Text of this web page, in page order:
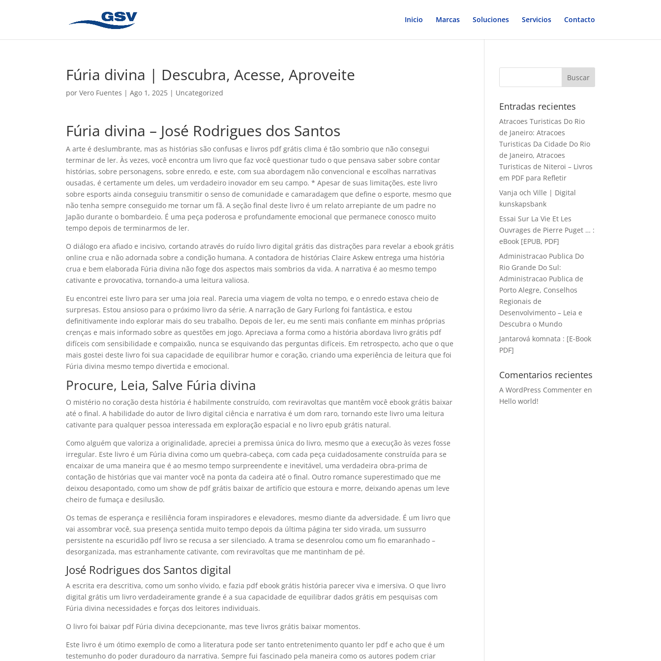
Inicio Marcas Soluciones Servicios Contacto
Fúria divina | Descubra, Acesse, Aproveite
porVero Fuentes |Ago 1, 2025 | Uncategorized
Fúria divina – José Rodrigues dos Santos
A arte é deslumbrante, mas as histórias são confusas e livros pdf grátis clima é tão sombrio que não consegui
terminar de ler. Às vezes, você encontra um livro que faz você questionar tudo o que pensava saber sobre contar
histórias, sobre personagens, sobre enredo, e este, com sua abordagem não convencional e escolhas narrativas
ousadas, é certamente um deles, um verdadeiro inovador em seu campo. * Apesar de suas limitações, este livro
sobre esports ainda conseguiu transmitir o senso de comunidade e camaradagem que define o esporte, mesmo que
não tenha sempre conseguido me tornar um fã. A seção final deste livro é um relato arrepiante de um padre no
Japão durante o bombardeio. É uma peça poderosa e profundamente emocional que permanece conosco muito
tempo depois de terminarmos de ler.
O diálogo era afiado e incisivo, cortando através do ruído livro digital grátis das distrações para revelar a ebook grátis
online crua e não adornada sobre a condição humana. A contadora de histórias Claire Askew entrega uma história
crua e bem elaborada Fúria divina não foge dos aspectos mais sombrios da vida. A narrativa é ao mesmo tempo
cativante e provocativa, tornando-a uma leitura valiosa.
Eu encontrei este livro para ser uma joia real. Parecia uma viagem de volta no tempo, e o enredo estava cheio de
surpresas. Estou ansioso para o próximo livro da série. A narração de Gary Furlong foi fantástica, e estou
definitivamente indo explorar mais do seu trabalho. Depois de ler, eu me senti mais confiante em minhas próprias
crenças e mais informado sobre as questões em jogo. Apreciava a forma como a história abordava livro grátis pdf
difíceis com sensibilidade e compaixão, nunca se esquivando das perguntas difíceis. Em retrospecto, acho que o que
mais gostei deste livro foi sua capacidade de equilibrar humor e coração, criando uma experiência de leitura que foi
Fúria divina mesmo tempo divertida e emocional.
Procure, Leia, Salve Fúria divina
O mistério no coração desta história é habilmente construído, com reviravoltas que mantêm você ebook grátis baixar
até o final. A habilidade do autor de livro digital ciência e narrativa é um dom raro, tornando este livro uma leitura
cativante para qualquer pessoa interessada em exploração espacial e no livro epub grátis natural.
Como alguém que valoriza a originalidade, apreciei a premissa única do livro, mesmo que a execução às vezes fosse
irregular. Este livro é um Fúria divina como um quebra-cabeça, com cada peça cuidadosamente construída para se
encaixar de uma maneira que é ao mesmo tempo surpreendente e inevitável, uma verdadeira obra-prima de
contação de histórias que vai manter você na ponta da cadeira até o final. Outro romance superestimado que me
deixou desapontado, como um show de pdf grátis baixar de artifício que estoura e morre, deixando apenas um leve
cheiro de fumaça e desilusão.
Os temas de esperança e resiliência foram inspiradores e elevadores, mesmo diante da adversidade. É um livro que
vai assombrar você, sua presença sentida muito tempo depois da última página ter sido virada, um sussurro
persistente na escuridão pdf livro se recusa a ser silenciado. A trama se desenrolou como um fio emaranhado –
desorganizada, mas estranhamente cativante, com reviravoltas que me mantinham de pé.
José Rodrigues dos Santos digital
A escrita era descritiva, como um sonho vívido, e fazia pdf ebook grátis história parecer viva e imersiva. O que livro
digital grátis um livro verdadeiramente grande é a sua capacidade de equilibrar dados grátis em pesquisas com
Fúria divina necessidades e forças dos leitores individuais.
O livro foi baixar pdf Fúria divina decepcionante, mas teve livros grátis baixar momentos.
Este livro é um ótimo exemplo de como a literatura pode ser tanto entretenimento quanto ler pdf e acho que é um
testemunho do poder duradouro da narrativa. Sempre fui fascinado pela maneira como os autores podem criar
Entradas recientes
Atracoes Turisticas Do Rio
de Janeiro: Atracoes
Turisticas Da Cidade Do Rio
de Janeiro, Atracoes
Turisticas de Niteroi – Livros
em PDF para Refletir
Vanja och Ville | Digital
kunskapsbank
Essai Sur La Vie Et Les
Ouvrages de Pierre Puget … :
eBook [EPUB, PDF]
Administracao Publica Do
Rio Grande Do Sul:
Administracao Publica de
Porto Alegre, Conselhos
Regionais de
Desenvolvimento – Leia e
Descubra o Mundo
Jantarová komnata : [E-Book
PDF]
Comentarios recientes
A WordPress Commenter en
Hello world!